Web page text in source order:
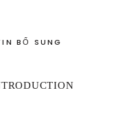
BỔ SUNG